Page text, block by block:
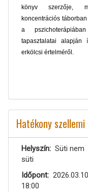
könyv szerzője,
koncentrációs
a
tapasztalatai alapján
erkölcsi értelméről.
Hatékony
Helyszín
Süti nem
süti
Időpont
18:00